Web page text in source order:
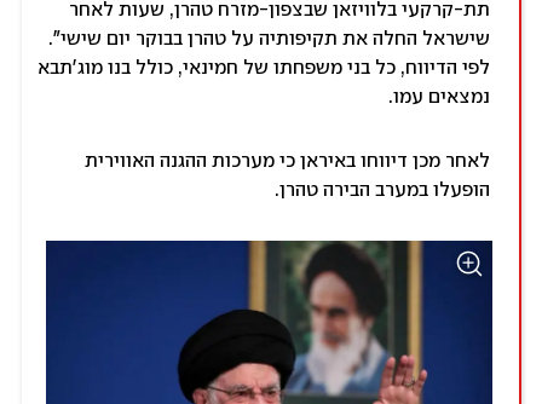
תת-קרקעי בלוויזאן שבצפון-מזרח טהרן, שעות לאחר
שישראל החלה את תקיפותיה על טהרן בבוקר יום שישי".
לפי הדיווח, כל בני משפחתו של חמינאי, כולל בנו מוג'תבא
נמצאים עמו.
לאחר מכן דיווחו באיראן כי מערכות ההגנה האווירית
הופעלו במערב הבירה טהרן.